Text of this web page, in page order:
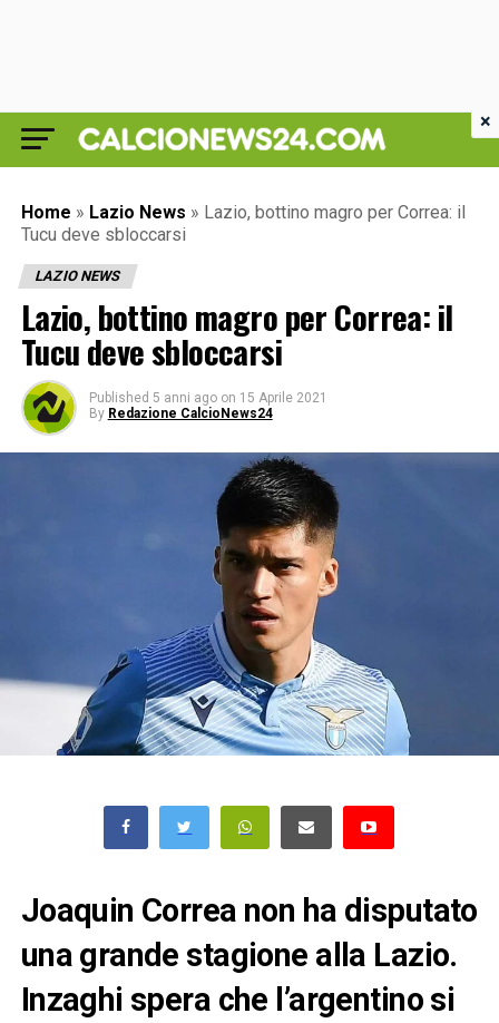
Home » Lazio News » Lazio, bottino magro per Correa: il
Tucu deve sbloccarsi
LAZIO NEWS
Lazio, bottino magro per Correa: il
Tucu deve sbloccarsi
Published 5 anni ago on 15 Aprile 2021
By Redazione CalcioNews24
Joaquin Correa non ha disputato
una grande stagione alla Lazio.
Inzaghi spera che l’argentino si
×